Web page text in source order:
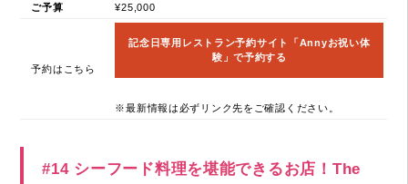
ご予算 ¥25,000
予約はこちら
記念日専用レストラン予約サイト「Annyお祝い体
験」で予約する
※最新情報は必ずリンク先をご確認ください。
#14 シーフード料理を堪能できるお店！The